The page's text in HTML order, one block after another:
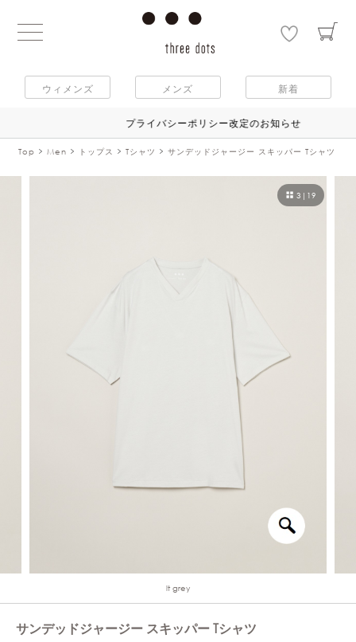
ウィメンズ メンズ 新着
プライバシーポリシー改定のお知らせ
Top Men トップス Tシャツ サンデッドジャージー スキッパー Tシャツ
3 | 19
lt grey
サンデッドジャージー スキッパー Tシャツ